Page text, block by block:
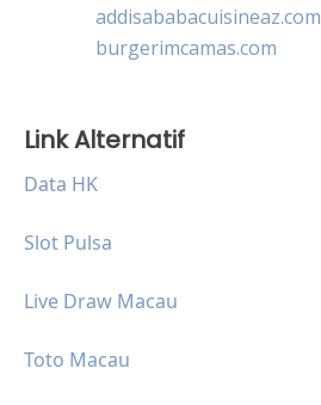
addisababacuisineaz.com
burgerimcamas.com
Link Alternatif
Data HK
Slot Pulsa
Live Draw Macau
Toto Macau